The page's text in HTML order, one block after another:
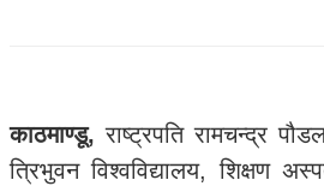
काठमाण्डू,राष्ट्रपति रामचन्द्र
त्रिभुवन विश्वविद्यालय, शिक्षण